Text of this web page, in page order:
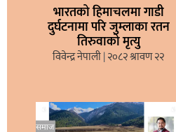
भारतको हिमाचलमा गाडी
दुर्घटनामा परि जुम्लाका रतन
तिरुवाको मृत्यु
विवेन्द्र नेपाली २०८२ श्रावण २२